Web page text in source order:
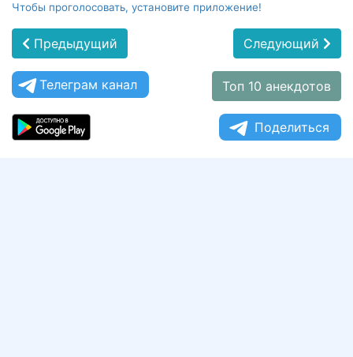
Чтобы проголосовать, установите приложение!
Предыдущий Следующий
Телеграм канал Топ 10 анекдотов
Поделиться